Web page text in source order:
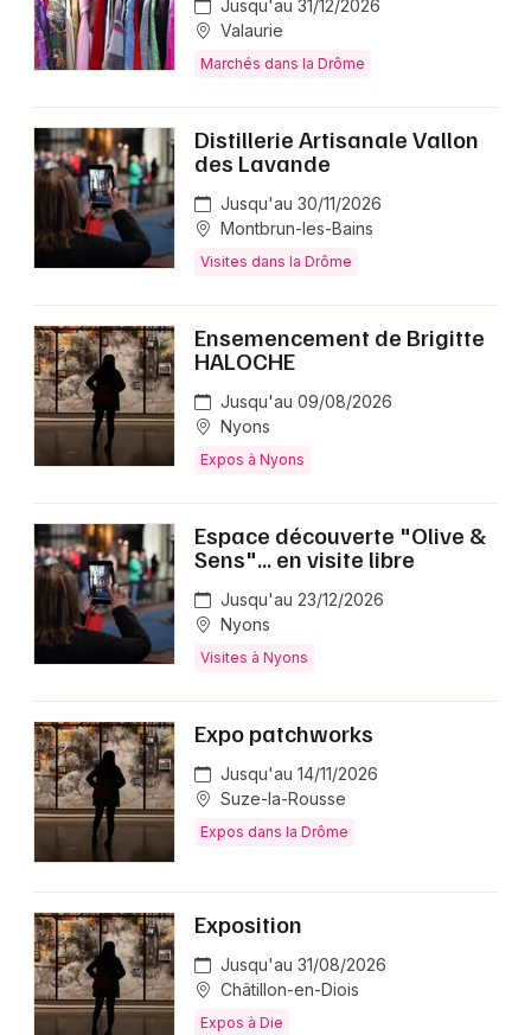
Jusqu'au 31/12/2026
Valaurie
Marchés dans la Drôme
Distillerie Artisanale Vallon
des Lavande
Jusqu'au 30/11/2026
Montbrun-les-Bains
Visites dans la Drôme
Ensemencement de Brigitte
HALOCHE
Jusqu'au 09/08/2026
Nyons
Expos à Nyons
Espace découverte "Olive &
Sens"... en visite libre
Jusqu'au 23/12/2026
Nyons
Visites à Nyons
Expo patchworks
Jusqu'au 14/11/2026
Suze-la-Rousse
Expos dans la Drôme
Exposition
Jusqu'au 31/08/2026
Châtillon-en-Diois
Expos à Die